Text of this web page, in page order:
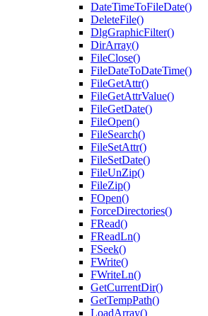
DateTimeToFileDate()
DeleteFile()
DlgGraphicFilter()
DirArray()
FileClose()
FileDateToDateTime()
FileGetAttr()
FileGetAttrValue()
FileGetDate()
FileOpen()
FileSearch()
FileSetAttr()
FileSetDate()
FileUnZip()
FileZip()
FOpen()
ForceDirectories()
FRead()
FReadLn()
FSeek()
FWrite()
FWriteLn()
GetCurrentDir()
GetTempPath()
LoadArray()